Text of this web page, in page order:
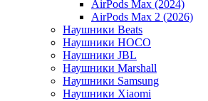
AirPods Max (2024)
AirPods Max 2 (2026)
Наушники Beats
Наушники HOCO
Наушники JBL
Наушники Marshall
Наушники Samsung
Наушники Xiaomi